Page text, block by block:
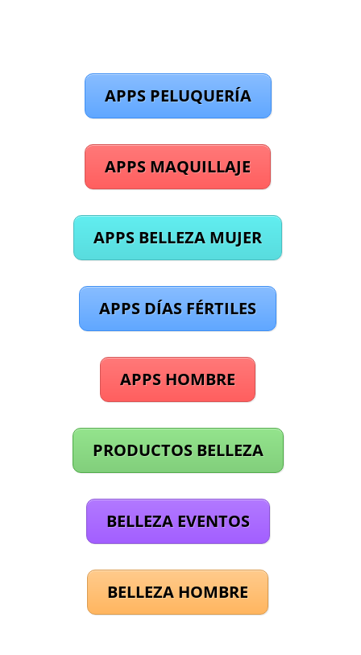
APPS PELUQUERÍA
APPS MAQUILLAJE
APPS BELLEZA MUJER
APPS DÍAS FÉRTILES
APPS HOMBRE
PRODUCTOS BELLEZA
BELLEZA EVENTOS
BELLEZA HOMBRE